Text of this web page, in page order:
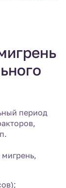
период